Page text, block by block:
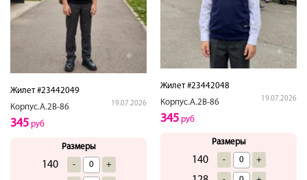
Жилет #23442049
Корпус.А.2В-86
19.07.2026
345 руб
Размеры
140 - +
Жилет #23442048
Корпус.А.2В-86
19.07.2026
345 руб
Размеры
140 - +